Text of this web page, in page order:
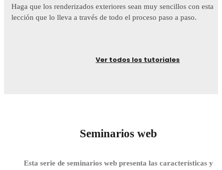
Haga que los renderizados exteriores sean muy sencillos con esta
lección que lo lleva a través de todo el proceso paso a paso.
Ver todos los tutoriales
Seminarios web
Esta serie de seminarios web presenta las características y